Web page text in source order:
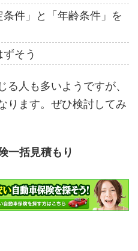
件」と「年齢条件」を
そう
人も多いようですが、
ります。ぜひ検討してみ
一括見積もり